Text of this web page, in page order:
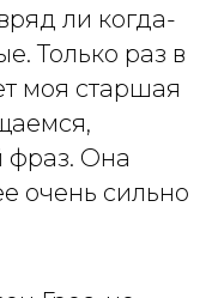
ли когда-
Только раз в
моя старшая
фраз. Она
очень сильно